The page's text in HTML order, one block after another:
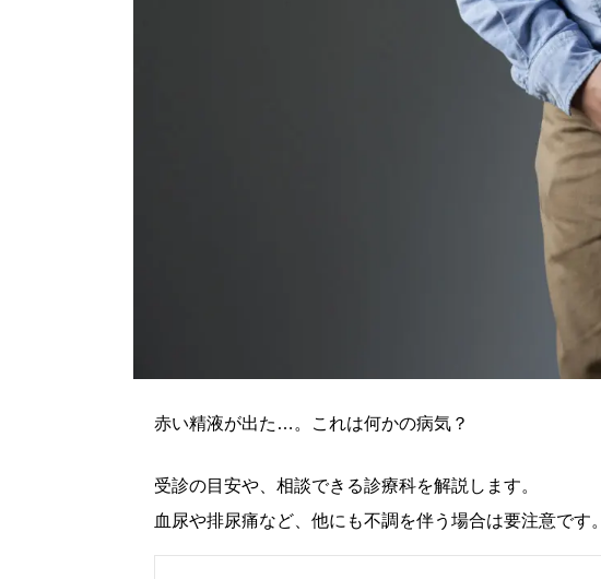
赤い精液が出た…。これは何かの病気？
受診の目安や、相談できる診療科を解説します。
血尿や排尿痛など、他にも不調を伴う場合は要注意です。